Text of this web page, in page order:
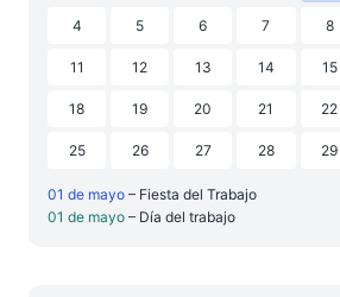
4 5 6 7 8
11 12 13 14 15
18 19 20 21 22
25 26 27 28 29
01 de mayo – Fiesta del Trabajo
01 de mayo – Día del trabajo